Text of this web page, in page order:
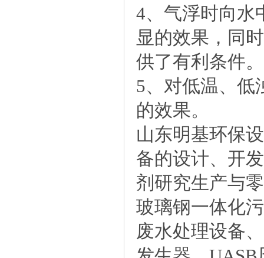
4、气浮时向水
显的效果，同
供了有利条件。
5、对低温、低
的效果。
山东明基环保
备的设计、开
剂研究生产与
玻璃钢一体化
废水处理设备